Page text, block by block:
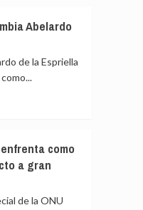
Abelardo
de la Espriella
como
a gran
de la ONU